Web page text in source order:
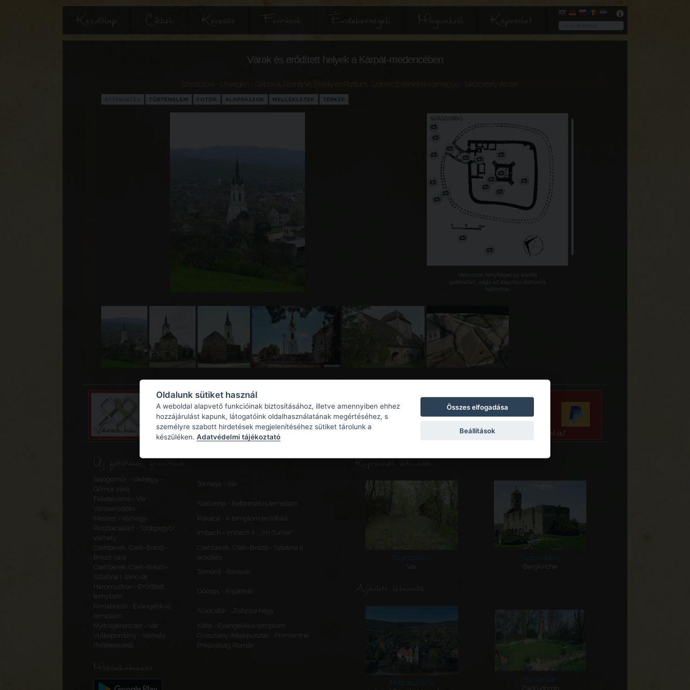
Kezdőlap Cikkek Keresés Források Érdekességek Magunkról Kapcsolat
Várak és erődített helyek a Kárpát-medencében
Szászorbó - Urwegen - Gîrbova Románia Erdély és Partium Szeben történelmi vármegye - lakótorony és vár
TÖRTÉNELEM FOTÓK ALAPRAJZOK MELLÉKLETEK TÉRKÉP
Válasszon fényképet az alábbi
galériából, vagy az alaprajz ikonjaira
kattintva.
Új feltöltések, frissítések
Sajógömör - Várhegy -
Gömör vára
Tornalja - Vár
Feketeváros - Vár -
Városerődítés
Szalonna - Református templom
Meszes - Várhegy
Rakaca - A templom erődfala
Pusztacsalád - Szolgagyőr,
várhely
Imbach - Imbach II., „Im Turner”
Csehberek, Cseh-Brézó -
Brezó vára
Csehberek, Cseh-Brézó - Szlatina II.
erődítés
Csehberek, Cseh-Brézó -
Szlatina I. sáncvár
Tömörd - Ilonavár
Háromudvar - Erődített
templom
Dömös - Árpádvár
Rimabrézó - Evangélikus
templom
Alsócsitár - Zsibrica hegy
Nyitragerencsér - Vár
Kiéte - Evangélikus templom
Vulkapordány - Várhely
(feltételezett)
Oroszlány (Majkpuszta) - Premontrei
Prépostság Romjai
Mobilalkalmazás
Kapcsolódó látnivalók
Szászorbó
Vár
Szászorbó
Bergkirche
Ajánlott látnivalók
Mátraszőlős Hédervár
Zsidó-domb
Oldalunk sütiket használ
A weboldal alapvető funkcióinak biztosításához, illetve amennyiben ehhez
hozzájárulást kapunk, látogatóink oldalhasználatának megértéséhez, s
személyre szabott hirdetések megjelenítéséhez sütiket tárolunk a
készüléken. Adatvédelmi tájékoztató
Összes elfogadása
Beállítások